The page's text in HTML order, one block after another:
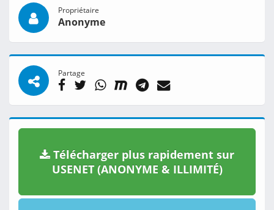
Propriétaire
Anonyme
Partage
Télécharger plus rapidement sur
USENET (ANONYME & ILLIMITÉ)